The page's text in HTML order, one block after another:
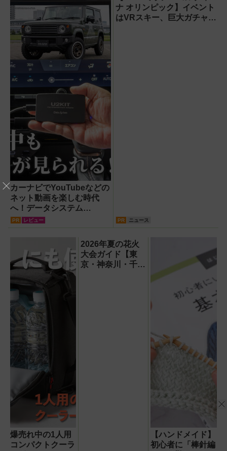
カーナビでYouTubeなどの
ネット動画を楽しむ時代
へ！データシステム
『U2KIT』がドライブを変
PR レビュー
ナ オリンピック】イベント
はVRスキー、巨大ガチャな
PR ニュース
爆売れ中の1人用
コンパクトクーラ
2026年夏の花火
大会ガイド【東
京・神奈川・千
【ハンドメイド】
初心者に「棒針編